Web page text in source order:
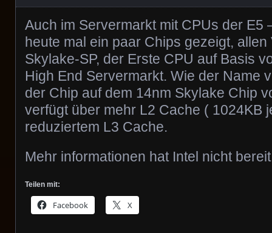
Auch im Servermarkt mit CPUs der E5
heute mal ein paar Chips gezeigt,
Skylake-SP, der Erste CPU auf Basis
High End Servermarkt. Wie der Name
der Chip auf dem 14nm Skylake Chip
verfügt über mehr L2 Cache ( 1024KB
reduziertem L3 Cache.
Mehr informationen hat Intel nicht
Teilen mit:
Facebook X